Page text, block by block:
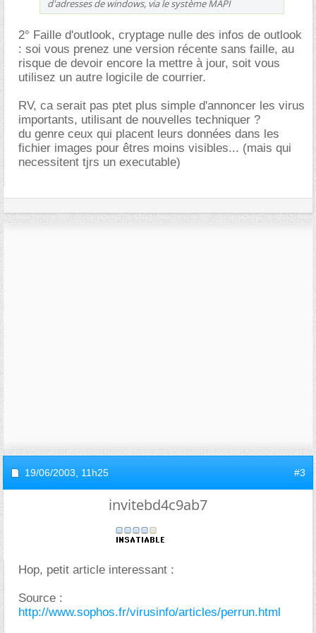
d'adresses de windows, via le système MAPI
2° Faille d'outlook, cryptage nulle des infos de outlook
: soi vous prenez une version récente sans faille, au
risque de devoir encore la mettre à jour, soit vous
utilisez un autre logicile de courrier.
RV, ca serait pas ptet plus simple d'annoncer les virus
importants, utilisant de nouvelles techniquer ?
du genre ceux qui placent leurs données dans les
fichier images pour êtres moins visibles... (mais qui
necessitent tjrs un executable)
19/06/2003, 11h25 #3
invitebd4c9ab7
Hop, petit article interessant :
Source :
http://www.sophos.fr/virusinfo/articles/perrun.html